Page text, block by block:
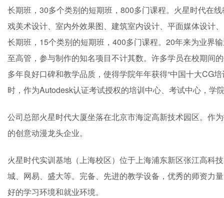
长期班，30多个类别的短期班，800多门课程。火星时代在
戏美术设计、室内外效果图、建筑室内设计、平面媒体设计
长期班，15个类别的短期班，400多门课程。20年来为业界
至高管，参与制作的知名项目不计其数。许多学员在校期间
多年良好口碑和教学品质，使得学院年年获得“中国十大CG
时，作为Autodesk认证考试授权的培训中心、考试中心，学
公司总部火星时代大厦坐落在北京市海淀高新技术园区。作
的创意动漫龙头企业。
火星时代实训基地（上海校区）位于上海浦东新区张江高科
城、网易、盛大等。完备、先进的教学设备，优秀的师资力
好的学习环境和就业环境。